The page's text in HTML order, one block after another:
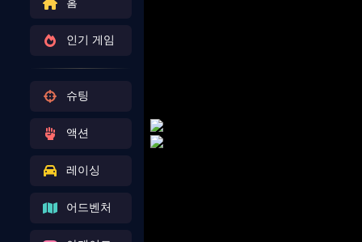
인기 게임
슈팅
액션
레이싱
어드벤처